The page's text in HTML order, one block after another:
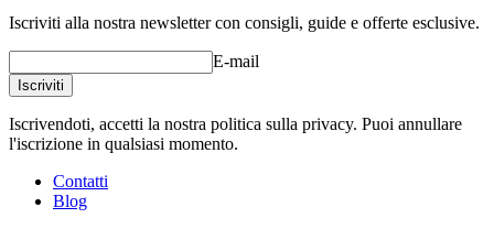
cm. Scegliete il vostro preferito in questa pagina.
Disponibile in due bellissimi colori. Scegliete il vostro
preferito in questa pagina.
Iscriviti alla nostra newsletter con consigli, guide e offerte esclusive.
E-mail
Iscriviti
Iscrivendoti, accetti la nostra politica sulla privacy. Puoi annullare
l'iscrizione in qualsiasi momento.
Contatti
Blog